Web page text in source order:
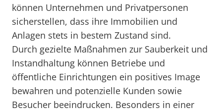
können Unternehmen und Privatpersonen
sicherstellen, dass ihre Immobilien und
Anlagen stets in bestem Zustand sind.
Durch gezielte Maßnahmen zur Sauberkeit und
Instandhaltung können Betriebe und
öffentliche Einrichtungen ein positives Image
bewahren und potenzielle Kunden sowie
Besucher beeindrucken. Besonders in einer